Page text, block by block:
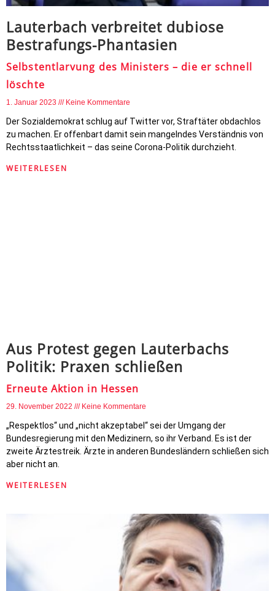
Lauterbach verbreitet dubiose
Bestrafungs-Phantasien
Selbstentlarvung des Ministers – die er schnell
löschte
1. Januar 2023 Keine Kommentare
Der Sozialdemokrat schlug auf Twitter vor, Straftäter obdachlos
zu machen. Er offenbart damit sein mangelndes Verständnis von
Rechtsstaatlichkeit – das seine Corona-Politik durchzieht.
WEITERLESEN
Aus Protest gegen Lauterbachs
Politik: Praxen schließen
Erneute Aktion in Hessen
29. November 2022 Keine Kommentare
„Respektlos“ und „nicht akzeptabel“ sei der Umgang der
Bundesregierung mit den Medizinern, so ihr Verband. Es ist der
zweite Ärztestreik. Ärzte in anderen Bundesländern schließen sich
aber nicht an.
WEITERLESEN